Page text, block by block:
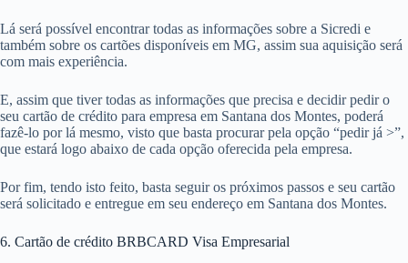
Lá será possível encontrar todas as informações sobre a Sicredi e
também sobre os cartões disponíveis em MG, assim sua aquisição será
com mais experiência.
E, assim que tiver todas as informações que precisa e decidir pedir o
seu cartão de crédito para empresa em Santana dos Montes, poderá
fazê-lo por lá mesmo, visto que basta procurar pela opção “pedir já >”,
que estará logo abaixo de cada opção oferecida pela empresa.
Por fim, tendo isto feito, basta seguir os próximos passos e seu cartão
será solicitado e entregue em seu endereço em Santana dos Montes.
6. Cartão de crédito BRBCARD Visa Empresarial